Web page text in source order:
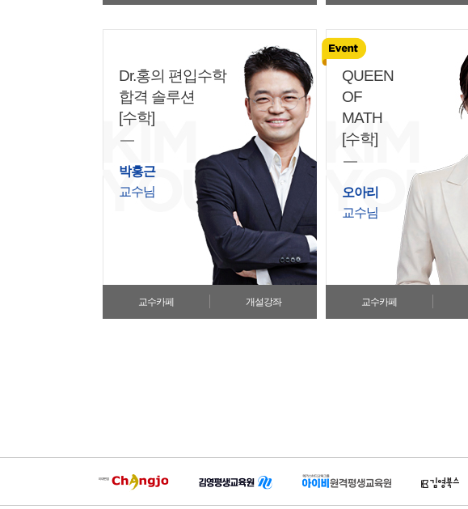
Dr.홍의 편입수학
합격 솔루션
[수학]
박홍근
교수님
교수카페 개설강좌
QUEEN
OF
MATH
[수학]
오아리
교수님
교수카페